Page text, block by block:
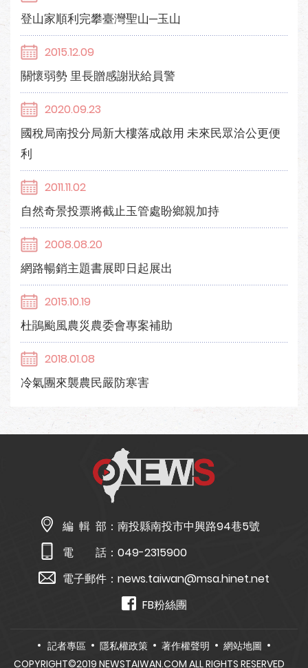
登山家順利完攀臺灣聖山─玉山
2015.12.09
關懷弱勢 里長贈感謝狀給員警
2020.09.23
國稅局南投分局新大樓落成啟用 未來民眾洽公更便
利
2011.11.02
自然奇景投票將截止玉管處盼鄉親加持
2008.08.20
網路暢銷主題書展即日起展出
2015.10.19
杜鵑颱風農災農委會專案補助
2018.01.08
冷氣團來襲農民嚴防寒害
編 輯 部： 南投縣南投市中興路94巷5號
電 話： 049-2315900
電子郵件： news.taiwan@msa.hinet.net
FB粉絲團
記者專區 隱私權政策 著作權聲明
網站地圖
COPYRIGHT©2019 NEWSTAIWAN.COM ALL RIGHTS RESERVED